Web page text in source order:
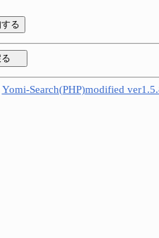
Yomi-Search(PHP)modified